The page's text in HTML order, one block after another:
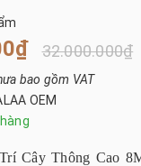
32.000.000₫
bao gồm VAT
OEM
Cây Thông Cao